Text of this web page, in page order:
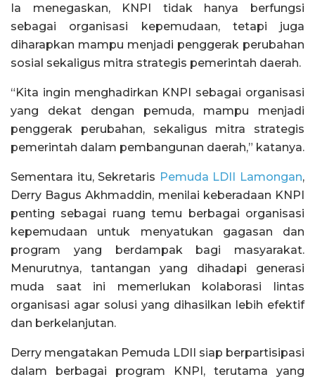
Ia menegaskan, KNPI tidak hanya berfungsi
sebagai organisasi kepemudaan, tetapi juga
diharapkan mampu menjadi penggerak perubahan
sosial sekaligus mitra strategis pemerintah daerah.
“Kita ingin menghadirkan KNPI sebagai organisasi
yang dekat dengan pemuda, mampu menjadi
penggerak perubahan, sekaligus mitra strategis
pemerintah dalam pembangunan daerah,” katanya.
Sementara itu, Sekretaris Pemuda LDII Lamongan,
Derry Bagus Akhmaddin, menilai keberadaan KNPI
penting sebagai ruang temu berbagai organisasi
kepemudaan untuk menyatukan gagasan dan
program yang berdampak bagi masyarakat.
Menurutnya, tantangan yang dihadapi generasi
muda saat ini memerlukan kolaborasi lintas
organisasi agar solusi yang dihasilkan lebih efektif
dan berkelanjutan.
Derry mengatakan Pemuda LDII siap berpartisipasi
dalam berbagai program KNPI, terutama yang